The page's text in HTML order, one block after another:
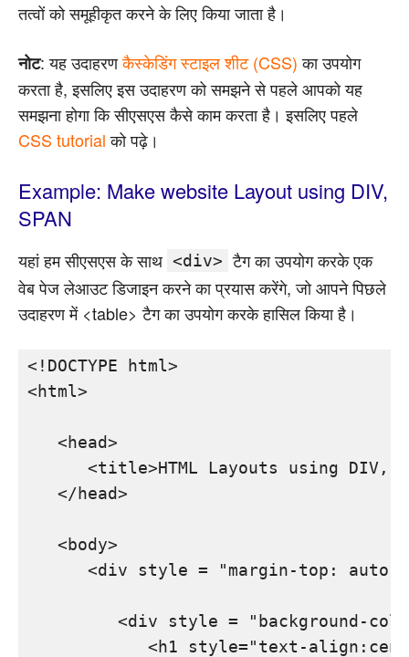
तत्वों को समूहीकृत करने के लिए किया जाता है।
नोट: यह उदाहरणकैस्केडिंग स्टाइल शीट (CSS)का उपयोग
करता है, इसलिए इस उदाहरण को समझने से पहले आपको यह
समझना होगा कि सीएसएस कैसे काम करता है। इसलिए पहले
CSS tutorialको पढ़े।
Example: Make website Layout using DIV,
SPAN
यहां हम सीएसएस के साथ <div> टैग का उपयोग करके एक
वेब पेज लेआउट डिजाइन करने का प्रयास करेंगे, जो आपने पिछले
उदाहरण में <table> टैग का उपयोग करके हासिल किया है।
<!DOCTYPE html>
<html>
   <head>
<title>HTML Layouts using DIV,
   </head>
   <body>
<div style = "margin-top:
<div style = "background-
<h1 style="text-